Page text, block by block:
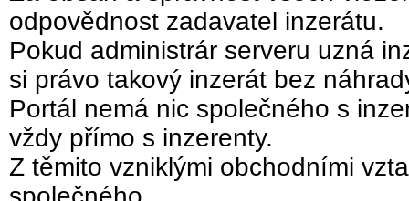
odpovědnost zadavatel inzerátu.
Pokud administrár serveru uzná
si právo takový inzerát bez
Portál nemá nic společného s
vždy přímo s inzerenty.
Z těmito vzniklými obchodními